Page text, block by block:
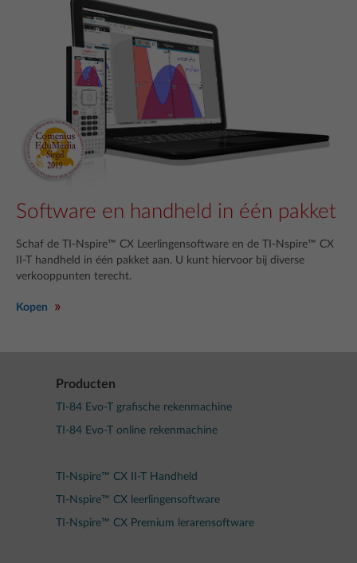
Software en handheld in één pakket
Schaf de TI-Nspire™ CX Leerlingensoftware en de TI-Nspire™ CX
II-T handheld in één pakket aan. U kunt hiervoor bij diverse
verkooppunten terecht.
Kopen
Producten
TI-84 Evo-T grafische rekenmachine
TI-84 Evo-T online rekenmachine
TI-Nspire™ CX II-T Handheld
TI-Nspire™ CX leerlingensoftware
TI-Nspire™ CX Premium lerarensoftware